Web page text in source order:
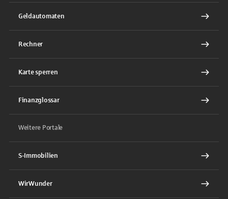
Geldautomaten
Rechner
Karte sperren
Finanzglossar
Weitere Portale
S-Immobilien
WirWunder